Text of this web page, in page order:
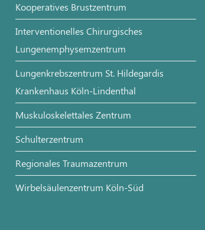
Kooperatives Brustzentrum
Interventionelles Chirurgisches
Lungenemphysemzentrum
Lungenkrebszentrum St. Hildegardis
Krankenhaus Köln-Lindenthal
Muskuloskelettales Zentrum
Schulterzentrum
Regionales Traumazentrum
Wirbelsäulenzentrum Köln-Süd